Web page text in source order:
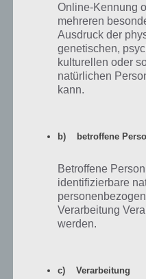
Nachfolgend haben wir einige
Einstieg wichtig sind. Dabei
Levels, aber vor allem die
verzichten
sparsam mit dem Platz
Erweiterung des
Ärztebüros in My Hospital
zwar ein Gang frei bleibt, aber
weiterhin auch für Platzmangel.
Online-Kennung
mehreren
Ausdruck der
genetischen,
kulturellen oder
natürlichen
kann.
b) betroffene
Betroffene
identifizierbare
Verarbeitung
werden.
c) Verarbeitung